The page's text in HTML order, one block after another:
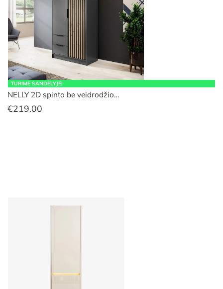
TURIME SANDĖLYJE!
NELLY 2D spinta be veidrodžio…
€219.00